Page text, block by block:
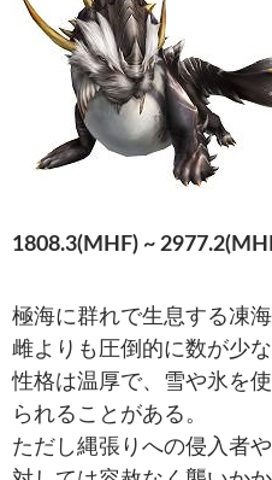
1808.3(MHF) ~
極海に群れで生息する凍海
雌よりも圧倒的に数が少
性格は温厚で、雪や氷を
られることがある。
ただし縄張りへの侵入者